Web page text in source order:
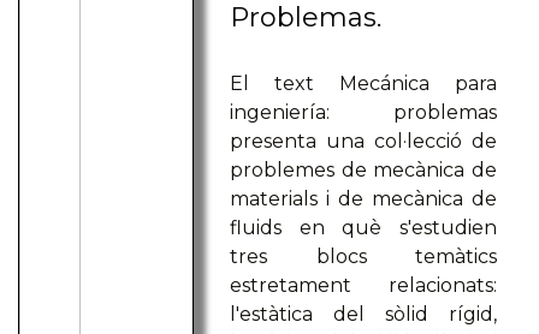
Problemas.
El text Mecánica para
ingeniería: problemas
presenta una col·lecció de
problemes de mecànica de
materials i de mecànica de
fluids en què s'estudien
tres blocs temàtics
estretament relacionats:
l'estàtica del sòlid rígid,